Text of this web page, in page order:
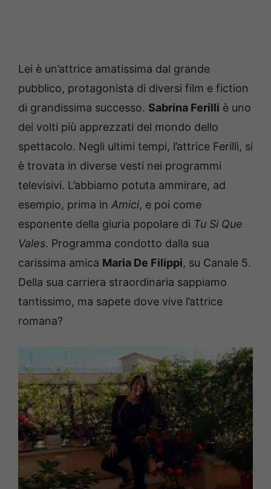
Lei è un’attrice amatissima dal grande
pubblico, protagonista di diversi film e fiction
di grandissima successo. Sabrina Ferilli è uno
dei volti più apprezzati del mondo dello
spettacolo. Negli ultimi tempi, l’attrice Ferilli, si
è trovata in diverse vesti nei programmi
televisivi. L’abbiamo potuta ammirare, ad
esempio, prima in Amici, e poi come
esponente della giuria popolare di Tu Si Que
Vales. Programma condotto dalla sua
carissima amica Maria De Filippi, su Canale 5.
Della sua carriera straordinaria sappiamo
tantissimo, ma sapete dove vive l’attrice
romana?